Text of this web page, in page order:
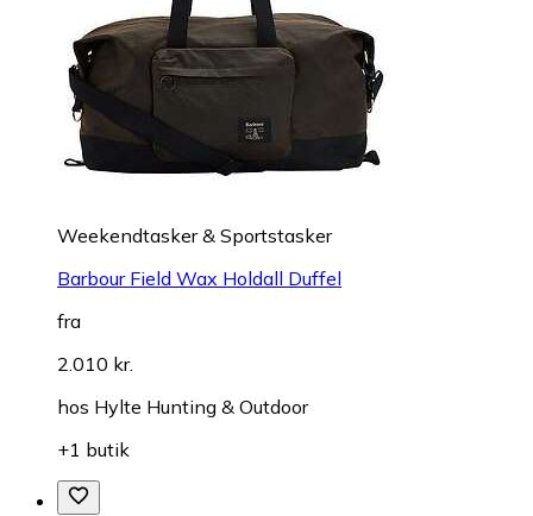
Weekendtasker & Sportstasker
Barbour Field Wax Holdall Duffel
fra
2.010 kr.
hos Hylte Hunting & Outdoor
+1 butik